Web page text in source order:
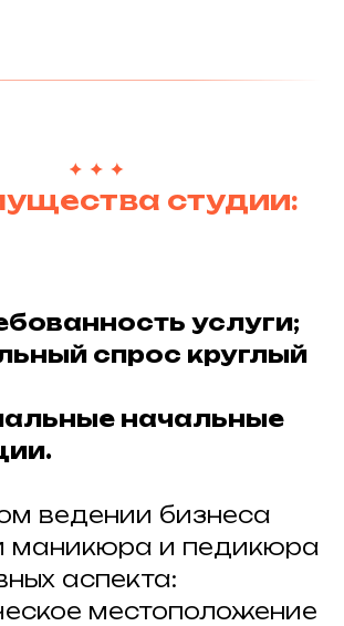
студии:
услуги;
спрос круглый
начальные
ведении бизнеса
маникюра и педикюра
аспекта:
местоположение